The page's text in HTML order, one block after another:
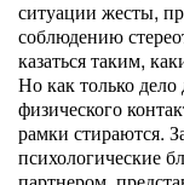
ситуации жесты,
соблюдению
казаться таким,
Но как только
физического
рамки стираются.
психологические